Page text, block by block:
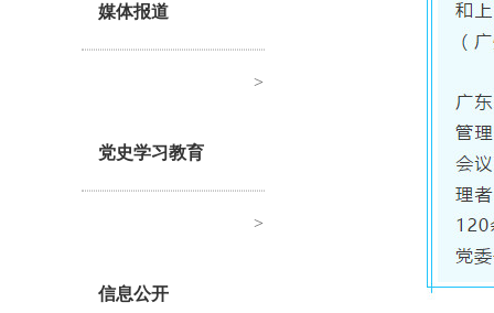
媒体报道
>
党史学习教育
>
信息公开